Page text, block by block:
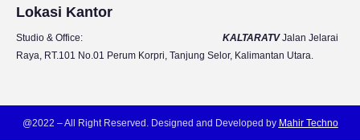
Lokasi Kantor
Studio & Office: KALTARATVJalan Jelarai
Raya, RT.101 No.01 Perum Korpri, Tanjung Selor, Kalimantan Utara.
@2022 – All Right Reserved. Designed and Developed by Mahir Techno